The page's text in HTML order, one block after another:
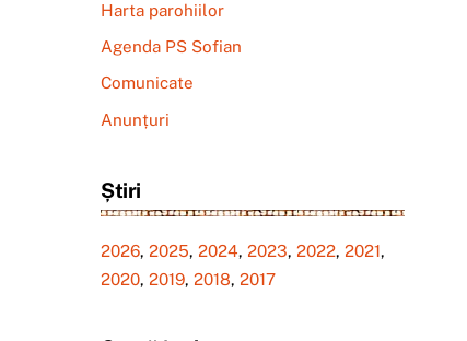
Harta parohiilor
Agenda PS Sofian
Comunicate
Anunțuri
Știri
2026, 2025, 2024, 2023, 2022, 2021,
2020, 2019, 2018, 2017